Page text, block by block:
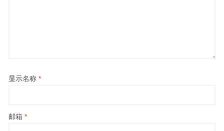
显示名称 *
邮箱 *